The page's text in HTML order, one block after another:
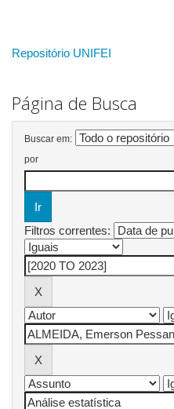
Repositório UNIFEI
Página de Busca
Buscar em:
por
Filtros correntes: